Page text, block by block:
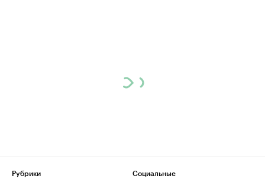
Рубрики
Социальные